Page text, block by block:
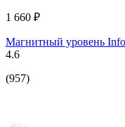
1 660 ₽
Магнитный уровень
4.6
(957)